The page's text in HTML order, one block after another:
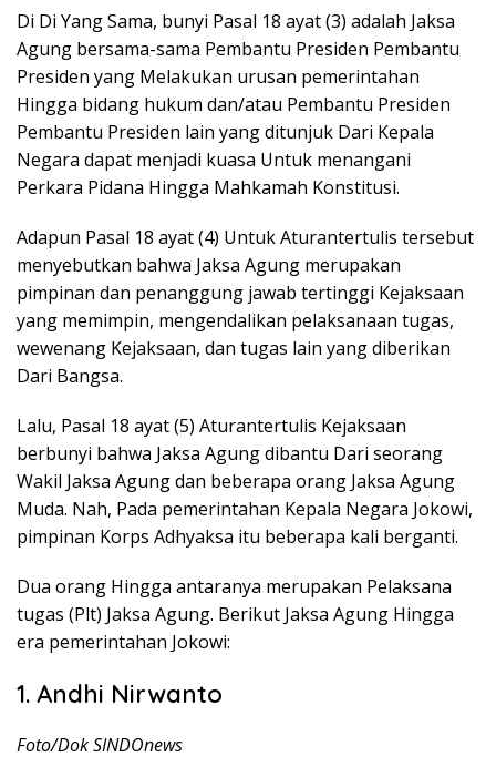
Di Di Yang Sama, bunyi Pasal 18 ayat (3) adalah Jaksa
Agung bersama-sama Pembantu Presiden Pembantu
Presiden yang Melakukan urusan pemerintahan
Hingga bidang hukum dan/atau Pembantu Presiden
Pembantu Presiden lain yang ditunjuk Dari Kepala
Negara dapat menjadi kuasa Untuk menangani
Perkara Pidana Hingga Mahkamah Konstitusi.
Adapun Pasal 18 ayat (4) Untuk Aturantertulis tersebut
menyebutkan bahwa Jaksa Agung merupakan
pimpinan dan penanggung jawab tertinggi Kejaksaan
yang memimpin, mengendalikan pelaksanaan tugas,
wewenang Kejaksaan, dan tugas lain yang diberikan
Dari Bangsa.
Lalu, Pasal 18 ayat (5) Aturantertulis Kejaksaan
berbunyi bahwa Jaksa Agung dibantu Dari seorang
Wakil Jaksa Agung dan beberapa orang Jaksa Agung
Muda. Nah, Pada pemerintahan Kepala Negara Jokowi,
pimpinan Korps Adhyaksa itu beberapa kali berganti.
Dua orang Hingga antaranya merupakan Pelaksana
tugas (Plt) Jaksa Agung. Berikut Jaksa Agung Hingga
era pemerintahan Jokowi:
1. Andhi Nirwanto
Foto/Dok SINDOnews